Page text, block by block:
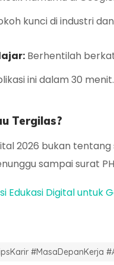
kunci di industri
Berhentilah
ini dalam 30
Tergilas?
2026 bukan tentang
sampai surat
Edukasi Digital
#MasaDepanKerja